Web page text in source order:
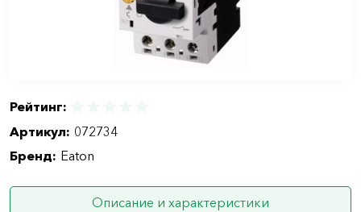
Рейтинг:
Артикул: 072734
Бренд: Eaton
Описание и характеристики